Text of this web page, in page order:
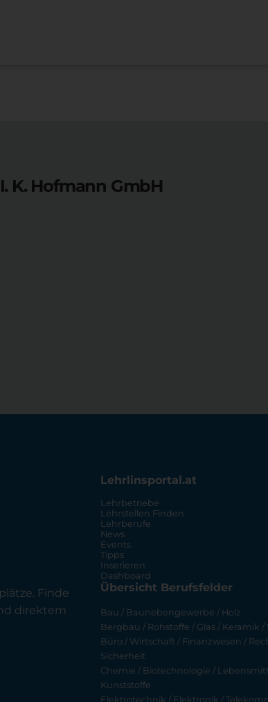
K. Hofmann GmbH
Finde
direktem
Lehrlinsportal.at
Lehrbetriebe
Lehrstellen Finden
Lehrberufe
News
Events
Tipps
Inserieren
Dashboard
Übersicht Berufsfelder
Bau / Baunebengewerbe / Holz
Bergbau / Rohstoffe / Glas / Keramik /
Büro / Wirtschaft / Finanzwesen /
Sicherheit
Chemie / Biotechnologie /
Kunststoffe
Elektrotechnik / Elektronik /